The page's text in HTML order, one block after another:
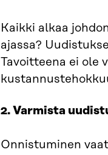
Kaikki alkaa
ajassa?
Tavoitteena ei ole
2. Varmista
Onnistuminen